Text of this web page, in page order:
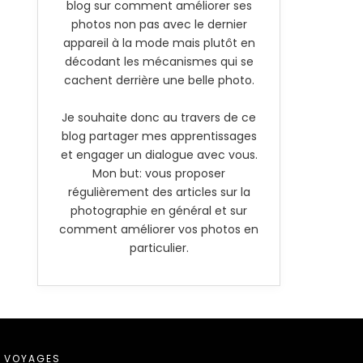
blog sur comment améliorer ses
photos non pas avec le dernier
appareil à la mode mais plutôt en
décodant les mécanismes qui se
cachent derrière une belle photo.
Je souhaite donc au travers de ce
blog partager mes apprentissages
et engager un dialogue avec vous.
Mon but: vous proposer
régulièrement des articles sur la
photographie en général et sur
comment améliorer vos photos en
particulier.
VOYAGES